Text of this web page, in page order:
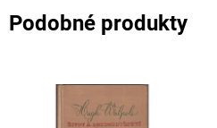
Podobné produkty